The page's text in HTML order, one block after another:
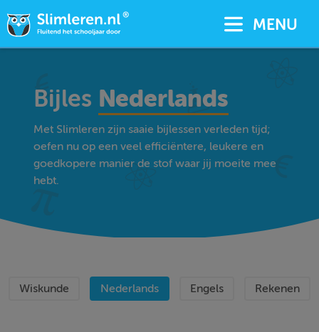
MENU
Bijles Nederlands
Met Slimleren zijn saaie bijlessen verleden tijd;
oefen nu op een veel efficiëntere, leukere en
goedkopere manier de stof waar jij moeite mee
hebt.
Wiskunde Nederlands Engels Rekenen